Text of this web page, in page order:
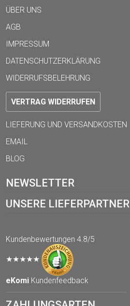
ÜBER UNS
AGB
IMPRESSUM
DATENSCHUTZERKLÄRUNG
WIDERRUFSBELEHRUNG
VERTRAG WIDERRUFEN
LIEFERUNG UND VERSANDKOSTEN
EMAIL
BLOG
NEWSLETTER
UNSERE LIEFERPARTNER
Kundenbewertungen 4.8/5
★★★★★
eKomi Kundenfeedback